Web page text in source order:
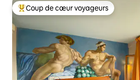
Coup de cœur voyageurs parmi les
Coup de cœur voyageurs